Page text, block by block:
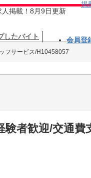
人掲載！8月9日更新
掲
したバイト 会員登
フサービス/H10458057
者歓迎/交通費